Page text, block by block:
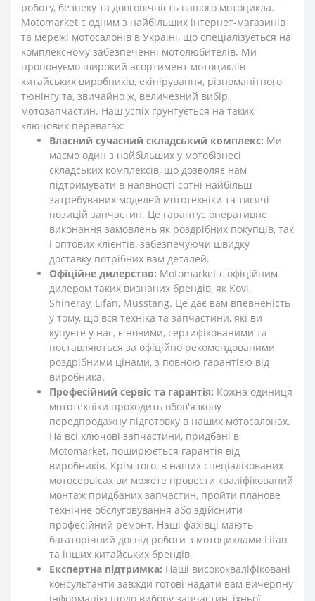
роботу, безпеку та довговічність вашого мотоцикла.
Motomarket є одним з найбільших інтернет-магазинів
та мережі мотосалонів в Україні, що спеціалізується на
комплексному забезпеченні мотолюбителів. Ми
пропонуємо широкий асортимент мотоциклів
китайських виробників, екіпірування, різноманітного
тюнінгу та, звичайно ж, величезний вибір
мотозапчастин. Наш успіх ґрунтується на таких
ключових перевагах:
Власний сучасний складський комплекс: Ми
маємо один з найбільших у мотобізнесі
складських комплексів, що дозволяє нам
підтримувати в наявності сотні найбільш
затребуваних моделей мототехніки та тисячі
позицій запчастин. Це гарантує оперативне
виконання замовлень як роздрібних покупців, так
і оптових клієнтів, забезпечуючи швидку
доставку потрібних вам деталей.
Офіційне дилерство: Motomarket є офіційним
дилером таких визнаних брендів, як Kovi,
Shineray, Lifan, Musstang. Це дає вам впевненість
у тому, що вся техніка та запчастини, які ви
купуєте у нас, є новими, сертифікованими та
поставляються за офіційно рекомендованими
роздрібними цінами, з повною гарантією від
виробника.
Професійний сервіс та гарантія: Кожна одиниця
мототехніки проходить обов'язкову
передпродажну підготовку в наших мотосалонах.
На всі ключові запчастини, придбані в
Motomarket, поширюється гарантія від
виробників. Крім того, в наших спеціалізованих
мотосервісах ви можете провести кваліфікований
монтаж придбаних запчастин, пройти планове
технічне обслуговування або здійснити
професійний ремонт. Наші фахівці мають
багаторічний досвід роботи з мотоциклами Lifan
та інших китайських брендів.
Експертна підтримка: Наші висококваліфіковані
консультанти завжди готові надати вам вичерпну